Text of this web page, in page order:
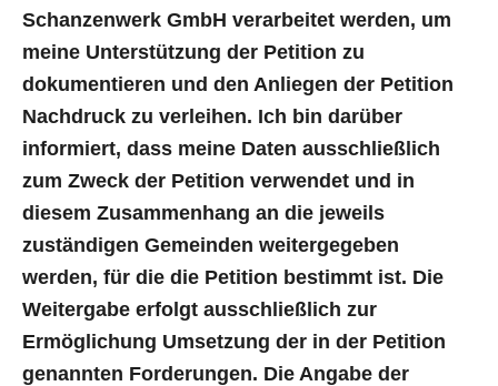
Schanzenwerk GmbH verarbeitet werden, um
meine Unterstützung der Petition zu
dokumentieren und den Anliegen der Petition
Nachdruck zu verleihen. Ich bin darüber
informiert, dass meine Daten ausschließlich
zum Zweck der Petition verwendet und in
diesem Zusammenhang an die jeweils
zuständigen Gemeinden weitergegeben
werden, für die die Petition bestimmt ist. Die
Weitergabe erfolgt ausschließlich zur
Ermöglichung Umsetzung der in der Petition
genannten Forderungen. Die Angabe der